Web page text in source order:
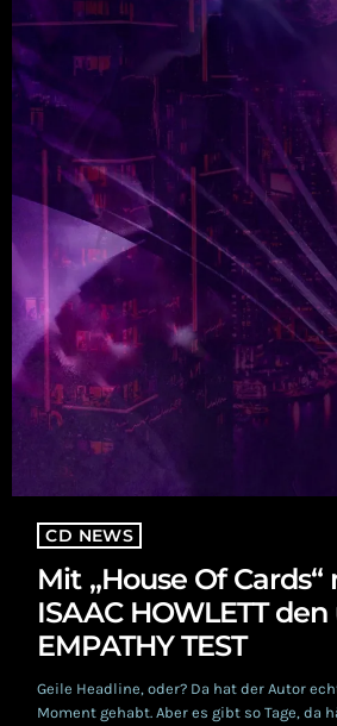
CD NEWS
Mit „House Of
ISAAC HOWLETT
EMPATHY TEST
Geile Headline, oder? Da hat der Autor
Moment gehabt. Aber es gibt so Tage, da